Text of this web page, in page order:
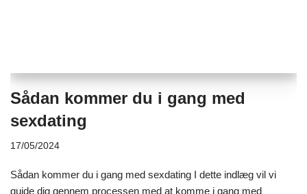
Sådan kommer du i gang med
sexdating
17/05/2024
Sådan kommer du i gang med sexdating I dette indlæg vil vi
guide dig gennem processen med at komme i gang med